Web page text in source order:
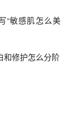
“敏感肌怎么美
和修护怎么分阶